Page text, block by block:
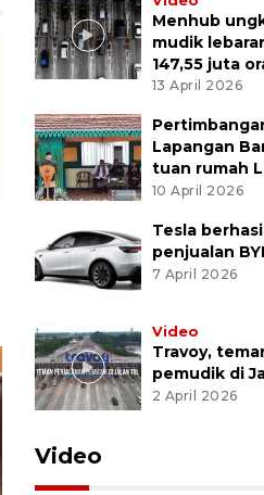
Menhub
mudik
147,55 juta
13 April 2026
Lapangan
tuan rumah
10 April 2026
Tesla
penjualan
7 April 2026
Video
Travoy,
pemudik di
2 April 2026
Video